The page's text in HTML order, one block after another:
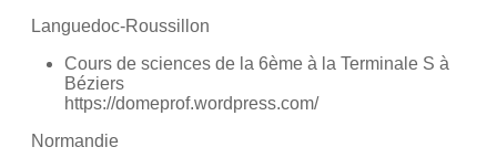
Languedoc-Roussillon
Cours de sciences de la 6ème à la Terminale S à
Béziers
https://domeprof.wordpress.com/
Normandie